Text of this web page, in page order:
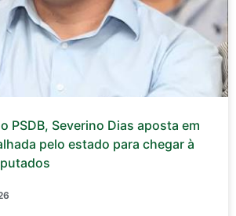
PSDB, Severino Dias aposta em
pelo estado para chegar à